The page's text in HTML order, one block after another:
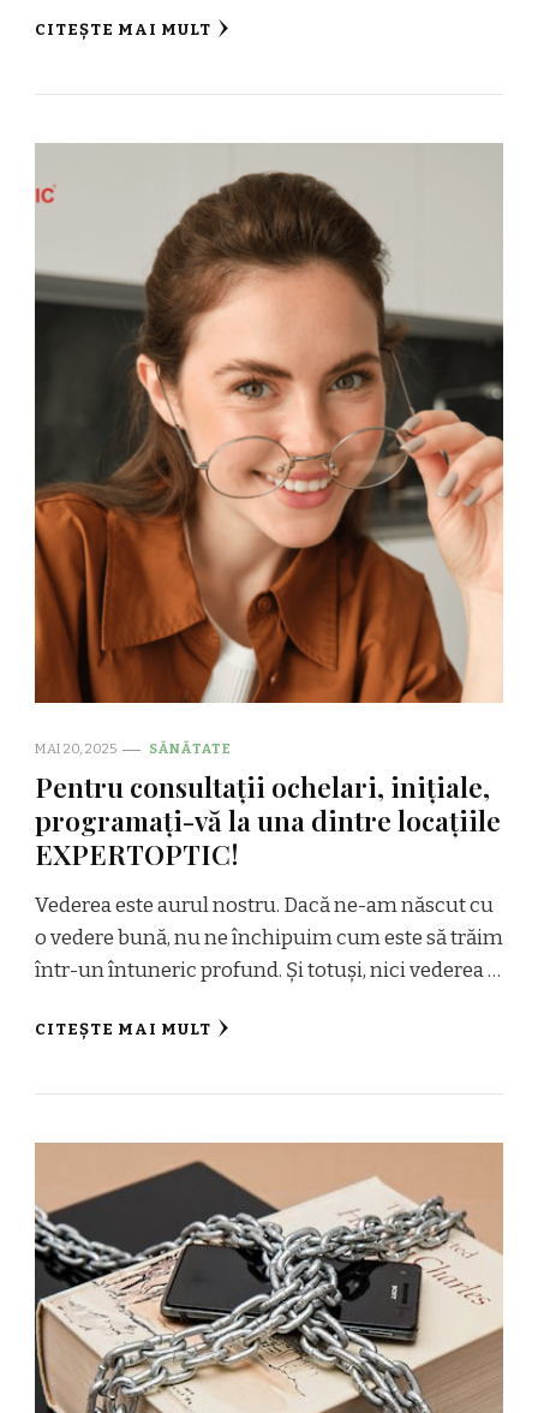
CITEȘTE MAI MULT
MAI 20, 2025 SĂNĂTATE
Pentru consultații ochelari, inițiale,
programați-vă la una dintre locațiile
EXPERTOPTIC!
Vederea este aurul nostru. Dacă ne-am născut cu
o vedere bună, nu ne închipuim cum este să trăim
într-un întuneric profund. Și totuși, nici vederea …
CITEȘTE MAI MULT